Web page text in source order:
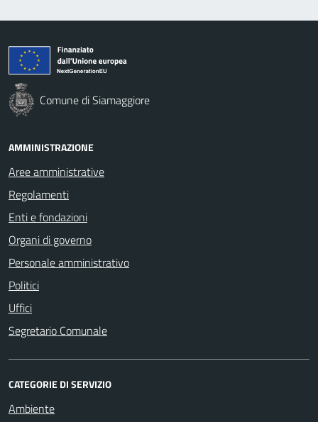
Comune di Siamaggiore
AMMINISTRAZIONE
Aree amministrative
Regolamenti
Enti e fondazioni
Organi di governo
Personale amministrativo
Politici
Uffici
Segretario Comunale
CATEGORIE DI SERVIZIO
Ambiente